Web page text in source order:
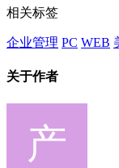
相关标签
企业管理 PC WEB
关于作者